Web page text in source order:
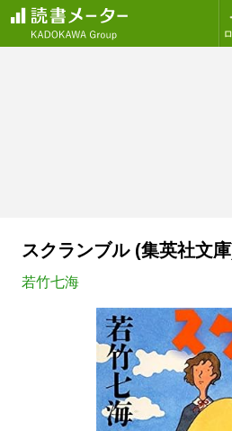
スクランブル (集英社文
若竹七海